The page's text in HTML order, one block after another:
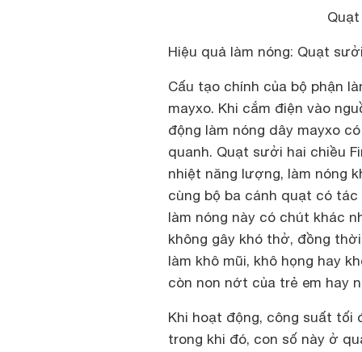
Hiệu quả làm nóng: Quạt
Cấu tạo chính của bộ phận
mayxo. Khi cắm điện vào
động làm nóng dây mayxo
quanh. Quạt sưởi hai chiều
nhiệt năng lượng, làm nóng
cùng bộ ba cánh quạt có
làm nóng này có chút khác
không gây khó thở, đồng
làm khô mũi, khô họng hay
còn non nớt của trẻ em hay
Khi hoạt động, công suất tối
trong khi đó, con số này ở